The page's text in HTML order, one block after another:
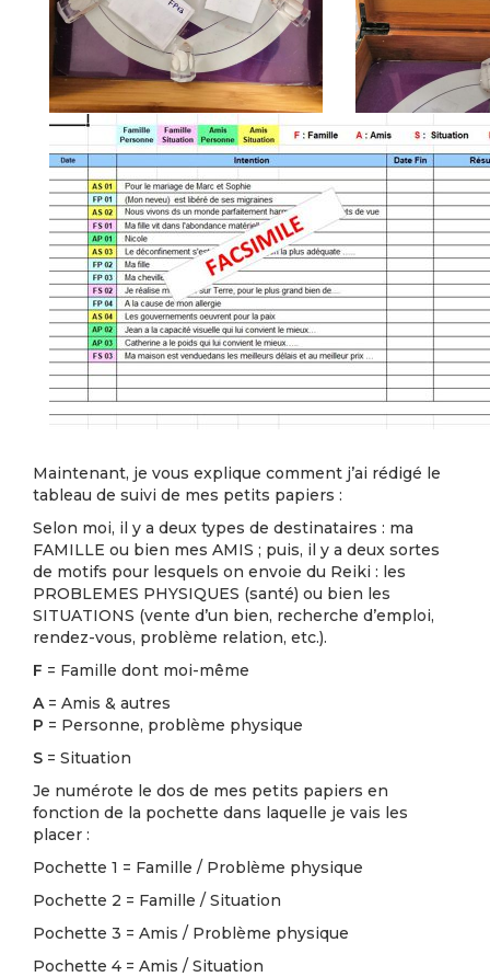
Maintenant, je vous explique comment j’ai rédigé le
tableau de suivi de mes petits papiers :
Selon moi, il y a deux types de destinataires : ma
FAMILLE ou bien mes AMIS ; puis, il y a deux sortes
de motifs pour lesquels on envoie du Reiki : les
PROBLEMES PHYSIQUES (santé) ou bien les
SITUATIONS (vente d’un bien, recherche d’emploi,
rendez-vous, problème relation, etc.).
F = Famille dont moi-même
A= Amis & autres
P = Personne, problème physique
S = Situation
Je numérote le dos de mes petits papiers en
fonction de la pochette dans laquelle je vais les
placer :
Pochette 1 = Famille / Problème physique
Pochette 2 = Famille / Situation
Pochette 3 = Amis / Problème physique
Pochette 4 = Amis / Situation